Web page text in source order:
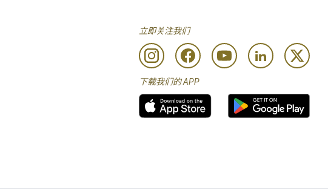
立即关注我们
下载我们的 APP